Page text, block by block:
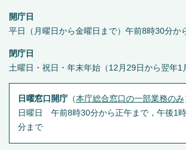
開庁日
平日（月曜日から金曜日まで）午前8時30分か
閉庁日
土曜日・祝日・年末年始（12月29日から翌年1
日曜窓口開庁（本庁総合窓口の一部業務のみ
日曜日 午前8時30分から正午まで，午後1
分まで